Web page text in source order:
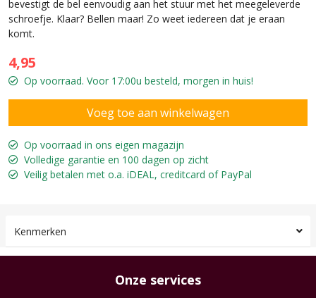
bevestigt de bel eenvoudig aan het stuur met het meegeleverde
schroefje. Klaar? Bellen maar! Zo weet iedereen dat je eraan
komt.
4,95
Op voorraad. Voor 17:00u besteld, morgen in huis!
Op voorraad in ons eigen magazijn
Volledige garantie en 100 dagen op zicht
Veilig betalen met o.a. iDEAL, creditcard of PayPal
Kenmerken
Onze services